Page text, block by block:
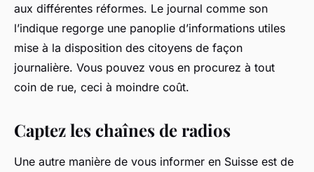
aux différentes réformes. Le journal comme son
l’indique regorge une panoplie d’informations utiles
mise à la disposition des citoyens de façon
journalière. Vous pouvez vous en procurez à tout
coin de rue, ceci à moindre coût.
Captez les chaînes de radios
Une autre manière de vous informer en Suisse est de